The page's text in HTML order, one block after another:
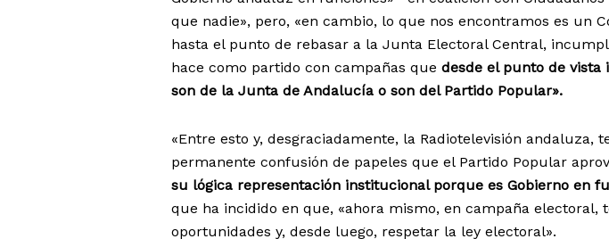
que nadie», pero, «en cambio, lo que nos encontramos es un
hasta el punto de rebasar a la Junta Electoral Central,
hace como partido con campañas que desde el punto de vista
son de la Junta de Andalucía o son del Partido Popular».
«Entre esto y, desgraciadamente, la Radiotelevisión andaluza,
permanente confusión de papeles que el Partido Popular
su lógica representación institucional porque es Gobierno en
que ha incidido en que, «ahora mismo, en campaña electoral,
oportunidades y, desde luego, respetar la ley electoral».